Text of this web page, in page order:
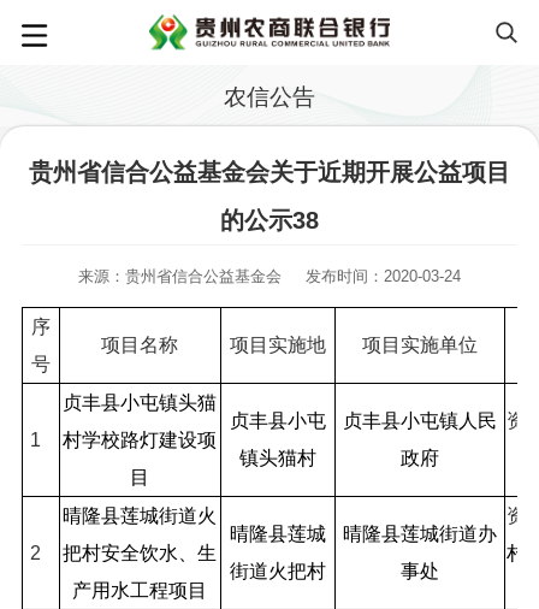
农信公告
贵州省信合公益基金会关于近期开展公益项目
的公示38
来源：贵州省信合公益基金会 发布时间：2020-03-24
序
号
项目名称 项目实施地 项目实施单位
1
贞丰县小屯镇头猫
村学校路灯建设项
目
贞丰县小屯
镇头猫村
贞丰县小屯镇人民
政府
资
2
晴隆县莲城街道火
把村安全饮水、生
产用水工程项目
晴隆县莲城
街道火把村
晴隆县莲城街道办
事处
资
村